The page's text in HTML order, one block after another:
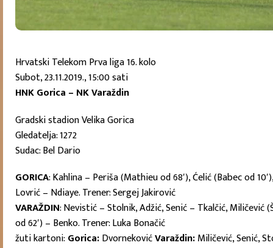
Hrvatski Telekom Prva liga 16. kolo
Subot, 23.11.2019., 15:00 sati
HNK Gorica – NK Varaždin
Gradski stadion Velika Gorica
Gledatelja: 1272
Sudac: Bel Dario
GORICA: Kahlina – Periša (Mathieu od 68′), Ćelić (Babec od
Lovrić – Ndiaye. Trener: Sergej Jakirović
VARAŽDIN: Nevistić – Stolnik, Adžić, Senić – Tkalčić, Miličević
od 62′) – Benko. Trener: Luka Bonačić
žuti kartoni: Gorica:DvornekovićVaraždin:Miličević, Senić,